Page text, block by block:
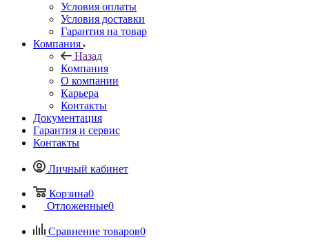
Условия оплаты
Условия доставки
Гарантия на товар
Компания
Назад
Компания
О компании
Карьера
Контакты
Документация
Гарантия и сервис
Контакты
Личный кабинет
Корзина0
Отложенные0
Сравнение товаров0